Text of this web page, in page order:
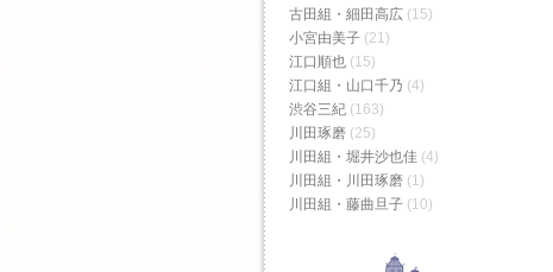
古田組・細田高広 (15)
小宮由美子 (21)
江口順也 (15)
江口組・山口千乃 (4)
渋谷三紀 (163)
川田琢磨 (25)
川田組・堀井沙也佳 (4)
川田組・川田琢磨 (1)
川田組・藤曲旦子 (10)